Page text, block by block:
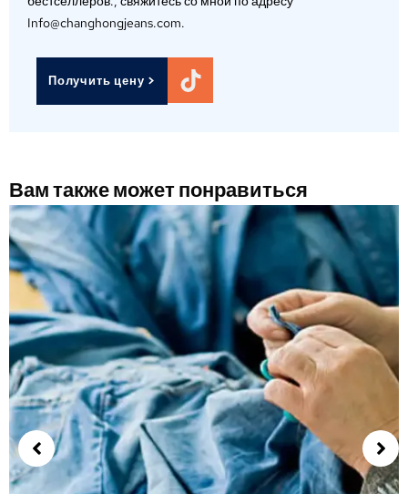
Info@changhongjeans.com.
Получить цену >
Вам также может понравиться